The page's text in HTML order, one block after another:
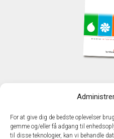
For at give dig de bedste oplevelser
gemme og/eller få adgang til
til disse teknologier, kan vi behandle
DK -